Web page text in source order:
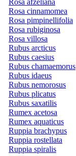
Rosa cinnamomea
Rosa pimpinellifolia
Rosa rubiginosa
Rosa villosa
Rubus arcticus
Rubus caesius
Rubus chamaemorus
Rubus idaeus
Rubus nemorosus
Rubus plicatus
Rubus saxatilis
Rumex acetosa
Rumex aquaticus
Ruppia brachypus
Ruppia rostellata
Ruppia spiralis